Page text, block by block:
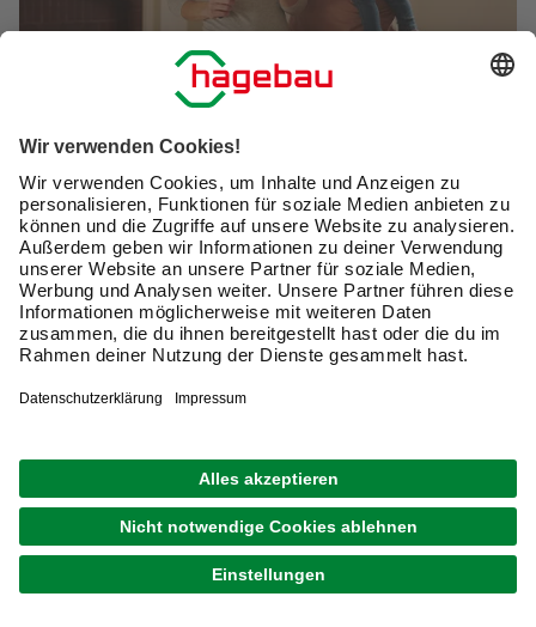
Exklusive Angebote und Gewinnspiele
Kreative Ideen & nützliche Heimwerker-Tipps
Produktneuheiten und innovative Lösungen
E-Mail-Adresse
Friendly Captcha
Ich möchte auf michzugeschnittene E-Mail-Werbung